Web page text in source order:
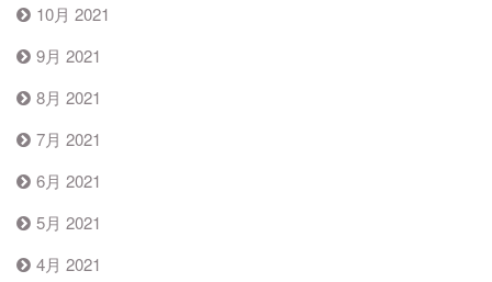
10月 2021
9月 2021
8月 2021
7月 2021
6月 2021
5月 2021
4月 2021